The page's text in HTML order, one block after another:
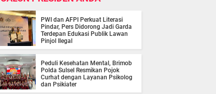
PWI dan AFPI Perkuat Literasi
Pindar, Pers Didorong Jadi Garda
Terdepan Edukasi Publik Lawan
Pinjol Ilegal
Peduli Kesehatan Mental, Brimob
Polda Sulsel Resmikan Pojok
Curhat dengan Layanan Psikolog
dan Psikiater